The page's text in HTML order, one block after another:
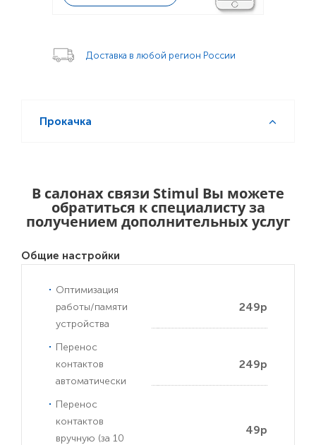
Доставка в любой регион России
Прокачка
В салонах связи Stimul Вы можете
обратиться к специалисту за
получением дополнительных услуг
Общие настройки
Оптимизация
работы/памяти
устройства
249р
Перенос
контактов
автоматически
249р
Перенос
контактов
вручную (за 10
49р